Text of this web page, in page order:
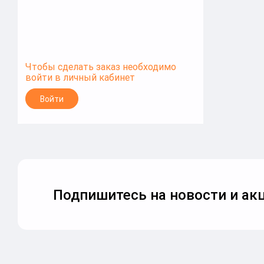
Чтобы сделать заказ необходимо
войти в личный кабинет
Войти
Подпишитесь на новости и